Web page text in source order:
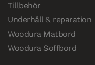
Tillbehör
Underhåll & reparation
Woodura Matbord
Woodura Soffbord